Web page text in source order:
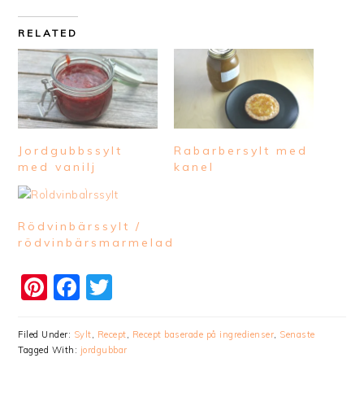
RELATED
Jordgubbssylt
med vanilj
Rabarbersylt med
kanel
Rödvinbärssylt /
rödvinbärsmarmelad
Pinterest
Facebook
Filed Under: Sylt Recept Recept baserade på ingredienser Senaste
Tagged With: jordgubbar